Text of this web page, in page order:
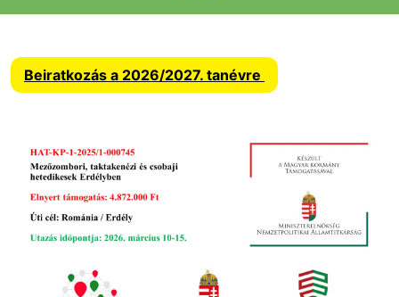
Beiratkozás a 2026/2027. tanévre